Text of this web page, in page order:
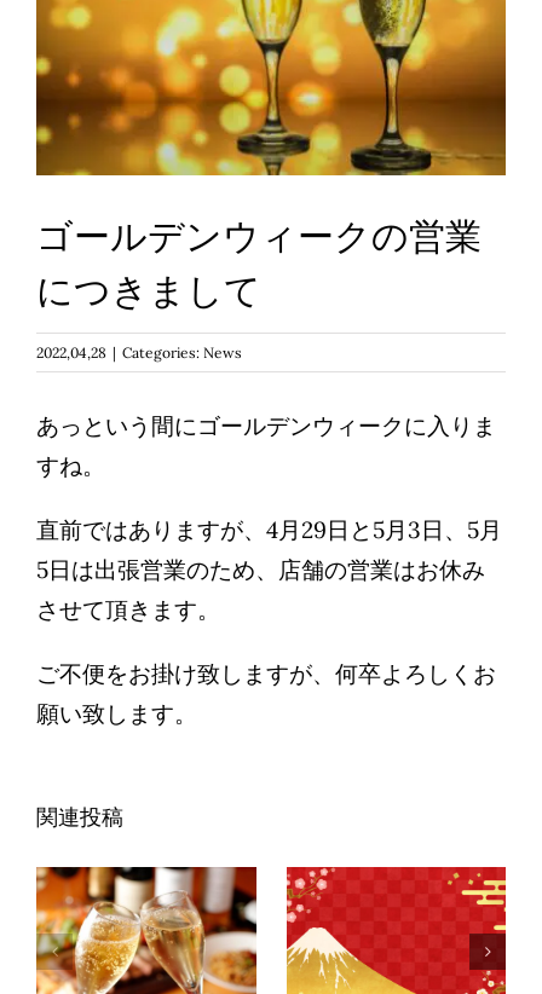
Reservations
日本語
ゴールデンウィークの営業
につきまして
2022,04,28 | Categories: News
あっという間にゴールデンウィークに入りま
すね。
直前ではありますが、4月29日と5月3日、5月
5日は出張営業のため、店舗の営業はお休み
させて頂きます。
ご不便をお掛け致しますが、何卒よろしくお
願い致します。
関連投稿
年末年始休
業のお知ら
年末年始の
営業日のお